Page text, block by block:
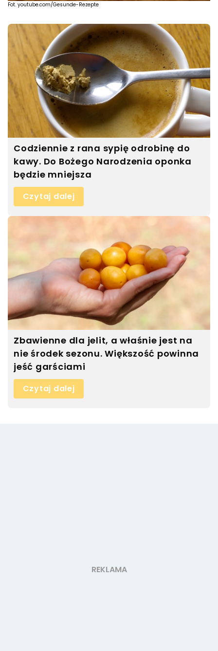
Fot. youtube.com/Gesunde-Rezepte
Codziennie z rana sypię odrobinę do
kawy. Do Bożego Narodzenia oponka
będzie mniejsza
Czytaj dalej
Zbawienne dla jelit, a właśnie jest na
nie środek sezonu. Większość powinna
jeść garściami
Czytaj dalej